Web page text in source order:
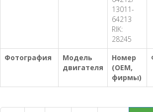
Фотография
Модель
двигателя
Номер
(OEM,
фирмы)
13011-
64213
RIK:
28245